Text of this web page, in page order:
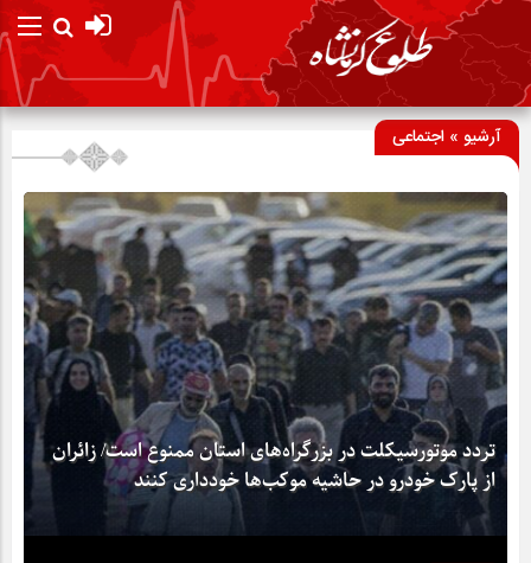
آرشیو » اجتماعی
تردد موتورسیکلت در بزرگراه‌های استان ممنوع است/ زائران
از پارک خودرو در حاشیه موکب‌ها خودداری کنند